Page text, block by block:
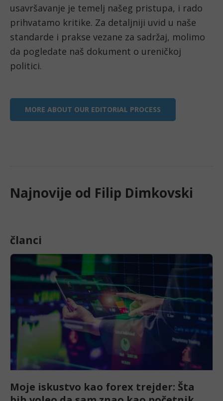
usavršavanje je temelj našeg pristupa, i rado
prihvatamo kritike. Za detaljniji uvid u naše
standarde i prakse vezane za sadržaj, molimo
da pogledate naš dokument o ureničkoj
politici.
MORE ABOUT OUR EDITORIAL PROCESS
Najnovije od Filip Dimkovski
članci
Moje iskustvo kao forex trejder: Šta